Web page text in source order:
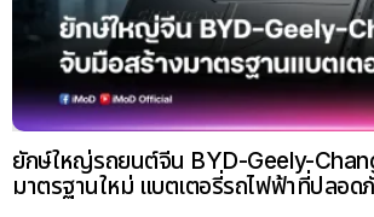
ยักษ์ใหญ่รถยนต์จีน BYD-Geely-
มาตรฐานใหม่ แบตเตอรี่รถไฟฟ้าที่ปลอด